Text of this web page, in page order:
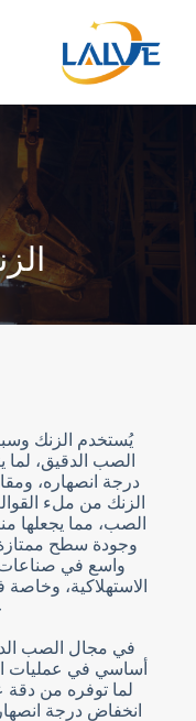
المحتوى
يُستخدم الزنك
الصب الدقيق،
درجة انصهاره،
الزنك من ملء
الصب، مما يجعلها
وجودة سطح
واسع في صناعات
الاستهلاكية،
في مجال الصب
أساسي في عمليات
لما توفره من دقة
انخفاض درجة